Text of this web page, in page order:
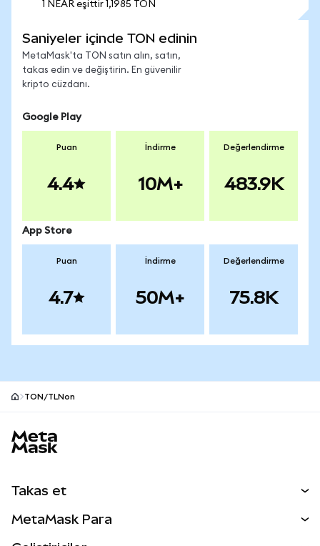
1 NEAR eşittir 1,1985 TON
Saniyeler içinde TON edinin
MetaMask'ta TON satın alın, satın,
takas edin ve değiştirin. En güvenilir
kripto cüzdanı.
Google Play
Puan
4.4
İndirme
10M+
Değerlendirme
483.9K
App Store
Puan
4.7
İndirme
50M+
Değerlendirme
75.8K
TON/TLNon
Takas et
MetaMask Para